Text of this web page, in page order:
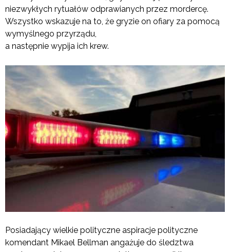
niezwykłych rytuałów odprawianych przez mordercę.
Wszystko wskazuje na to, że gryzie on ofiary za pomocą
wymyślnego przyrządu,
a następnie wypija ich krew.
Posiadający wielkie polityczne aspiracje polityczne
komendant Mikael Bellman angażuje do śledztwa